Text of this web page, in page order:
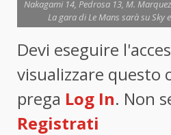
Nakagami 14, Pedrosa 13, M.
La gara di Le Mans sarà su Sky
Devi eseguire
visualizzare questo
prega Log In. Non
Registrati